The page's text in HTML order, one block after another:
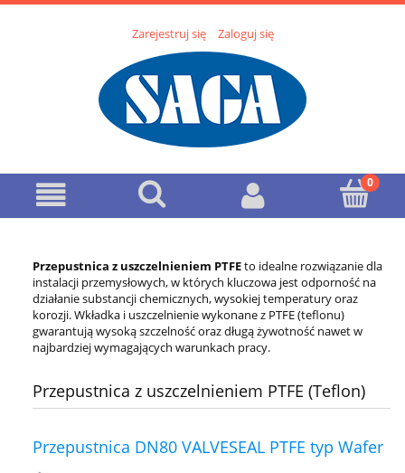
Zarejestruj się Zaloguj się
Przepustnica z uszczelnieniem PTFEto idealne rozwiązanie dla
instalacji przemysłowych, w których kluczowa jest odporność na
działanie substancji chemicznych, wysokiej temperatury oraz
korozji. Wkładka i uszczelnienie wykonane z PTFE (teflonu)
gwarantują wysoką szczelność oraz długą żywotność nawet w
najbardziej wymagających warunkach pracy.
Przepustnica z uszczelnieniem PTFE (Teflon)
Przepustnica DN80 VALVESEAL PTFE typ Wafer